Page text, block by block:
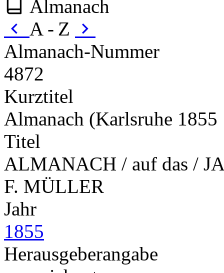
Almanach
A - Z
Almanach-Nummer
4872
Kurztitel
Almanach (Karlsruhe 1855
Titel
ALMANACH / auf das /
F. MÜLLER
Jahr
1855
Herausgeberangabe